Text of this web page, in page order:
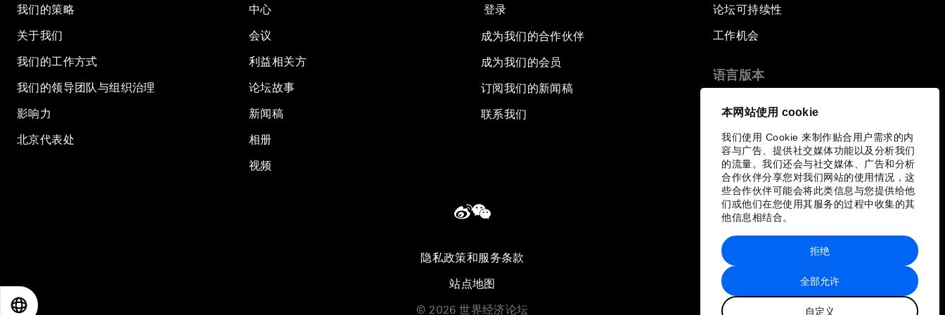
本网站使用 cookie
我们使用 Cookie 来制作贴合用户需求的内
容与广告、提供社交媒体功能以及分析我们
的流量。我们还会与社交媒体、广告和分析
合作伙伴分享您对我们网站的使用情况，这
些合作伙伴可能会将此类信息与您提供给他
们或他们在您使用其服务的过程中收集的其
他信息相结合。
全部允许
自定义
拒绝
我们的策略
关于我们
我们的工作方式
我们的领导团队与组织治理
影响力
北京代表处
中心
会议
利益相关方
论坛故事
新闻稿
相册
视频
登录
成为我们的合作伙伴
成为我们的会员
订阅我们的新闻稿
联系我们
论坛可持续性
工作机会
语言版本
隐私政策和服务条款
站点地图
© 2026 世界经济论坛